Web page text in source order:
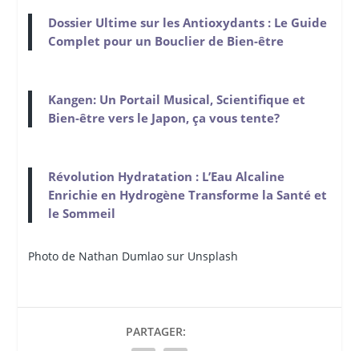
Dossier Ultime sur les Antioxydants : Le Guide
Complet pour un Bouclier de Bien-être
Kangen: Un Portail Musical, Scientifique et
Bien-être vers le Japon, ça vous tente?
Révolution Hydratation : L’Eau Alcaline
Enrichie en Hydrogène Transforme la Santé et
le Sommeil
Photo de Nathan Dumlao sur Unsplash
PARTAGER: